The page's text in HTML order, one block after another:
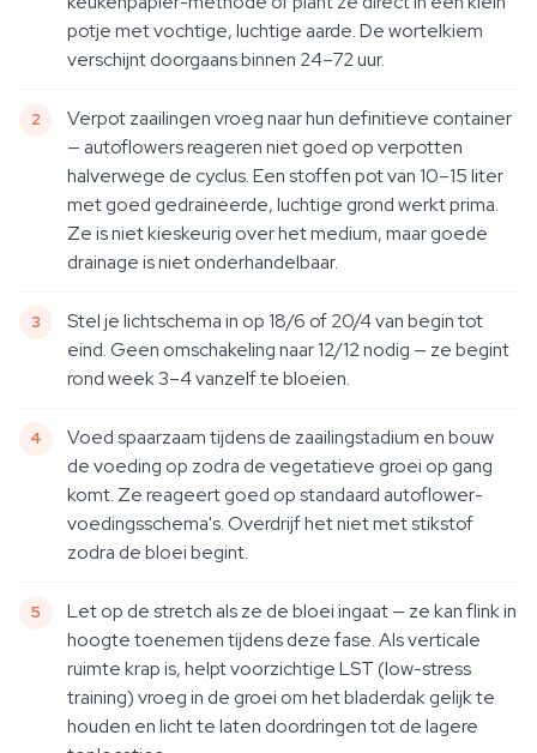
potje met vochtige, luchtige aarde. De wortelkiem
verschijnt doorgaans binnen 24–72 uur.
Verpot zaailingen vroeg naar hun definitieve container
— autoflowers reageren niet goed op verpotten
halverwege de cyclus. Een stoffen pot van 10–15 liter
met goed gedraineerde, luchtige grond werkt prima.
Ze is niet kieskeurig over het medium, maar goede
drainage is niet onderhandelbaar.
Stel je lichtschema in op 18/6 of 20/4 van begin tot
eind. Geen omschakeling naar 12/12 nodig — ze begint
rond week 3–4 vanzelf te bloeien.
Voed spaarzaam tijdens de zaailingstadium en bouw
de voeding op zodra de vegetatieve groei op gang
komt. Ze reageert goed op standaard autoflower-
voedingsschema's. Overdrijf het niet met stikstof
zodra de bloei begint.
Let op de stretch als ze de bloei ingaat — ze kan flink in
hoogte toenemen tijdens deze fase. Als verticale
ruimte krap is, helpt voorzichtige LST (low-stress
training) vroeg in de groei om het bladerdak gelijk te
houden en licht te laten doordringen tot de lagere